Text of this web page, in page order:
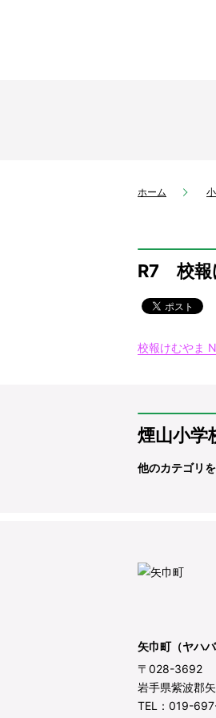
ホーム
R7 校報
校報けむやま
煙山小学
他のカテゴリ
矢巾町（ヤハバ
〒028-3692
岩手県紫波郡
TEL：019-